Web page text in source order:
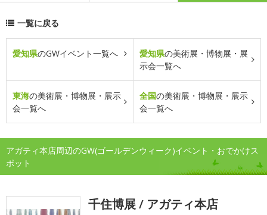
一覧に戻る
愛知県のGWイベント一覧へ 愛知県の美術展・博物展・展
示会一覧へ
東海の美術展・博物展・展示
会一覧へ
全国の美術展・博物展・展示
会一覧へ
アガティ本店周辺のGW(ゴールデンウィーク)イベント・おでかけス
ポット
千住博展 / アガティ本店